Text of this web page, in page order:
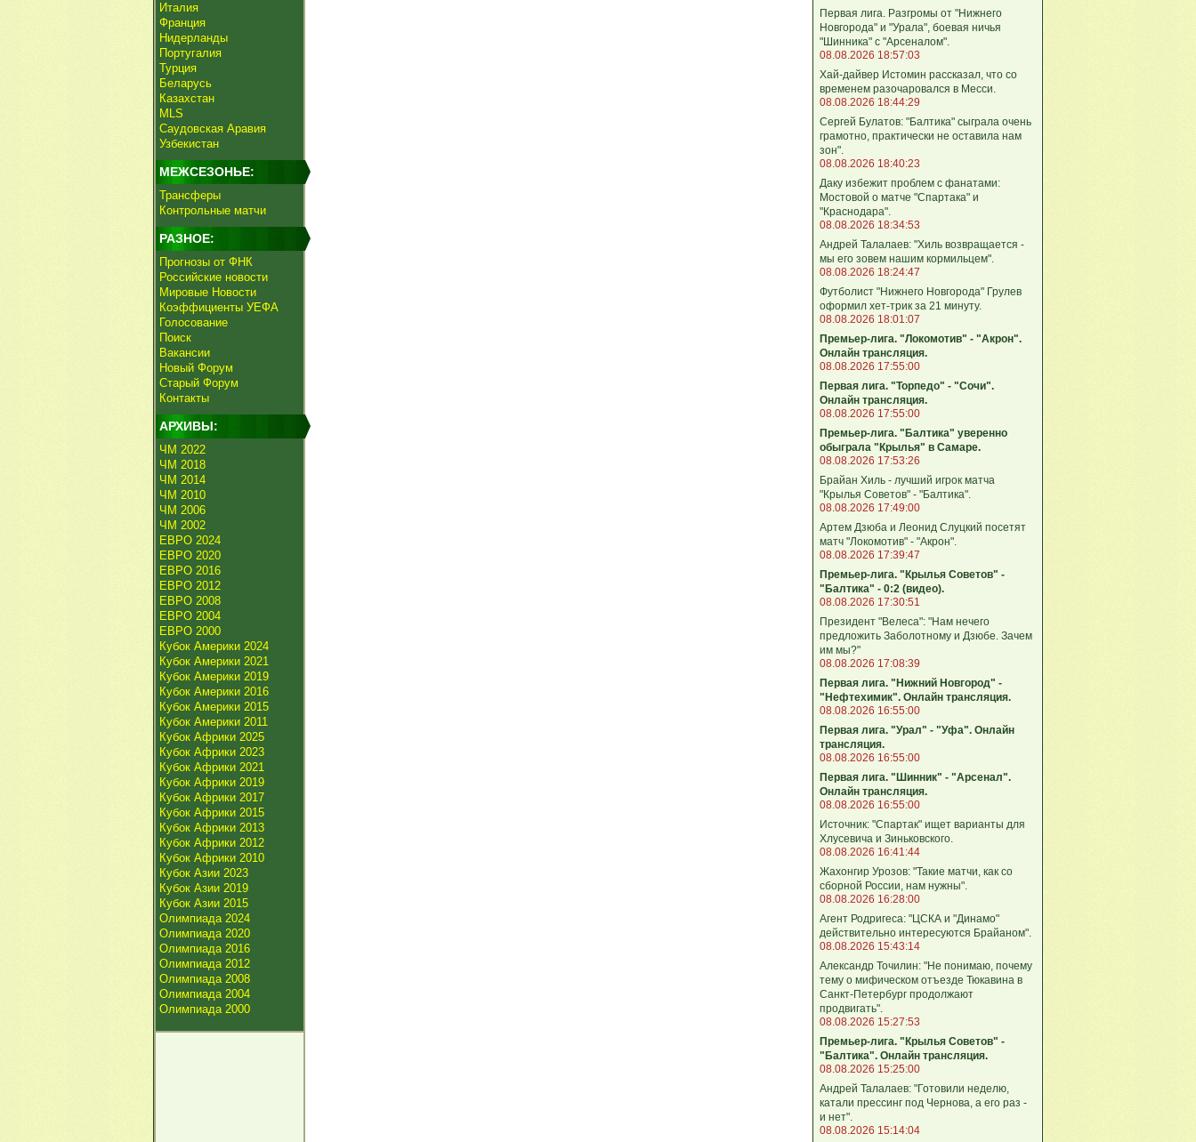
Италия
Франция
Нидерланды
Португалия
Турция
Беларусь
Казахстан
MLS
Саудовская Аравия
Узбекистан
МЕЖСЕЗОНЬЕ:
Трансферы
Контрольные матчи
РАЗНОЕ:
Прогнозы от ФНК
Российские новости
Мировые Новости
Коэффициенты УЕФА
Голосование
Поиск
Вакансии
Новый Форум
Старый Форум
Контакты
АРХИВЫ:
ЧМ 2022
ЧМ 2018
ЧМ 2014
ЧМ 2010
ЧМ 2006
ЧМ 2002
ЕВРО 2024
ЕВРО 2020
ЕВРО 2016
ЕВРО 2012
ЕВРО 2008
ЕВРО 2004
ЕВРО 2000
Кубок Америки 2024
Кубок Америки 2021
Кубок Америки 2019
Кубок Америки 2016
Кубок Америки 2015
Кубок Америки 2011
Кубок Африки 2025
Кубок Африки 2023
Кубок Африки 2021
Кубок Африки 2019
Кубок Африки 2017
Кубок Африки 2015
Кубок Африки 2013
Кубок Африки 2012
Кубок Африки 2010
Кубок Азии 2023
Кубок Азии 2019
Кубок Азии 2015
Олимпиада 2024
Олимпиада 2020
Олимпиада 2016
Олимпиада 2012
Олимпиада 2008
Олимпиада 2004
Олимпиада 2000
Первая лига. Разгромы от "Нижнего
Новгорода" и "Урала", боевая ничья
"Шинника" с "Арсеналом".
08.08.2026 18:57:03
Хай-дайвер Истомин рассказал, что со
временем разочаровался в Месси.
08.08.2026 18:44:29
Сергей Булатов: "Балтика" сыграла очень
грамотно, практически не оставила нам
зон".
08.08.2026 18:40:23
Даку избежит проблем с фанатами:
Мостовой о матче "Спартака" и
"Краснодара".
08.08.2026 18:34:53
Андрей Талалаев: "Хиль возвращается -
мы его зовем нашим кормильцем".
08.08.2026 18:24:47
Футболист "Нижнего Новгорода" Грулев
оформил хет-трик за 21 минуту.
08.08.2026 18:01:07
Премьер-лига. "Локомотив" - "Акрон".
Онлайн трансляция.
08.08.2026 17:55:00
Первая лига. "Торпедо" - "Сочи".
Онлайн трансляция.
08.08.2026 17:55:00
Премьер-лига. "Балтика" уверенно
обыграла "Крылья" в Самаре.
08.08.2026 17:53:26
Брайан Хиль - лучший игрок матча
"Крылья Советов" - "Балтика".
08.08.2026 17:49:00
Артем Дзюба и Леонид Слуцкий посетят
матч "Локомотив" - "Акрон".
08.08.2026 17:39:47
Премьер-лига. "Крылья Советов" -
"Балтика" - 0:2 (видео).
08.08.2026 17:30:51
Президент "Велеса": "Нам нечего
предложить Заболотному и Дзюбе. Зачем
им мы?"
08.08.2026 17:08:39
Первая лига. "Нижний Новгород" -
"Нефтехимик". Онлайн трансляция.
08.08.2026 16:55:00
Первая лига. "Урал" - "Уфа". Онлайн
трансляция.
08.08.2026 16:55:00
Первая лига. "Шинник" - "Арсенал".
Онлайн трансляция.
08.08.2026 16:55:00
Источник: "Спартак" ищет варианты для
Хлусевича и Зиньковского.
08.08.2026 16:41:44
Жахонгир Урозов: "Такие матчи, как со
сборной России, нам нужны".
08.08.2026 16:28:00
Агент Родригеса: "ЦСКА и "Динамо"
действительно интересуются Брайаном".
08.08.2026 15:43:14
Александр Точилин: "Не понимаю, почему
тему о мифическом отъезде Тюкавина в
Санкт-Петербург продолжают
продвигать".
08.08.2026 15:27:53
Премьер-лига. "Крылья Советов" -
"Балтика". Онлайн трансляция.
08.08.2026 15:25:00
Андрей Талалаев: "Готовили неделю,
катали прессинг под Чернова, а его раз -
и нет".
08.08.2026 15:14:04